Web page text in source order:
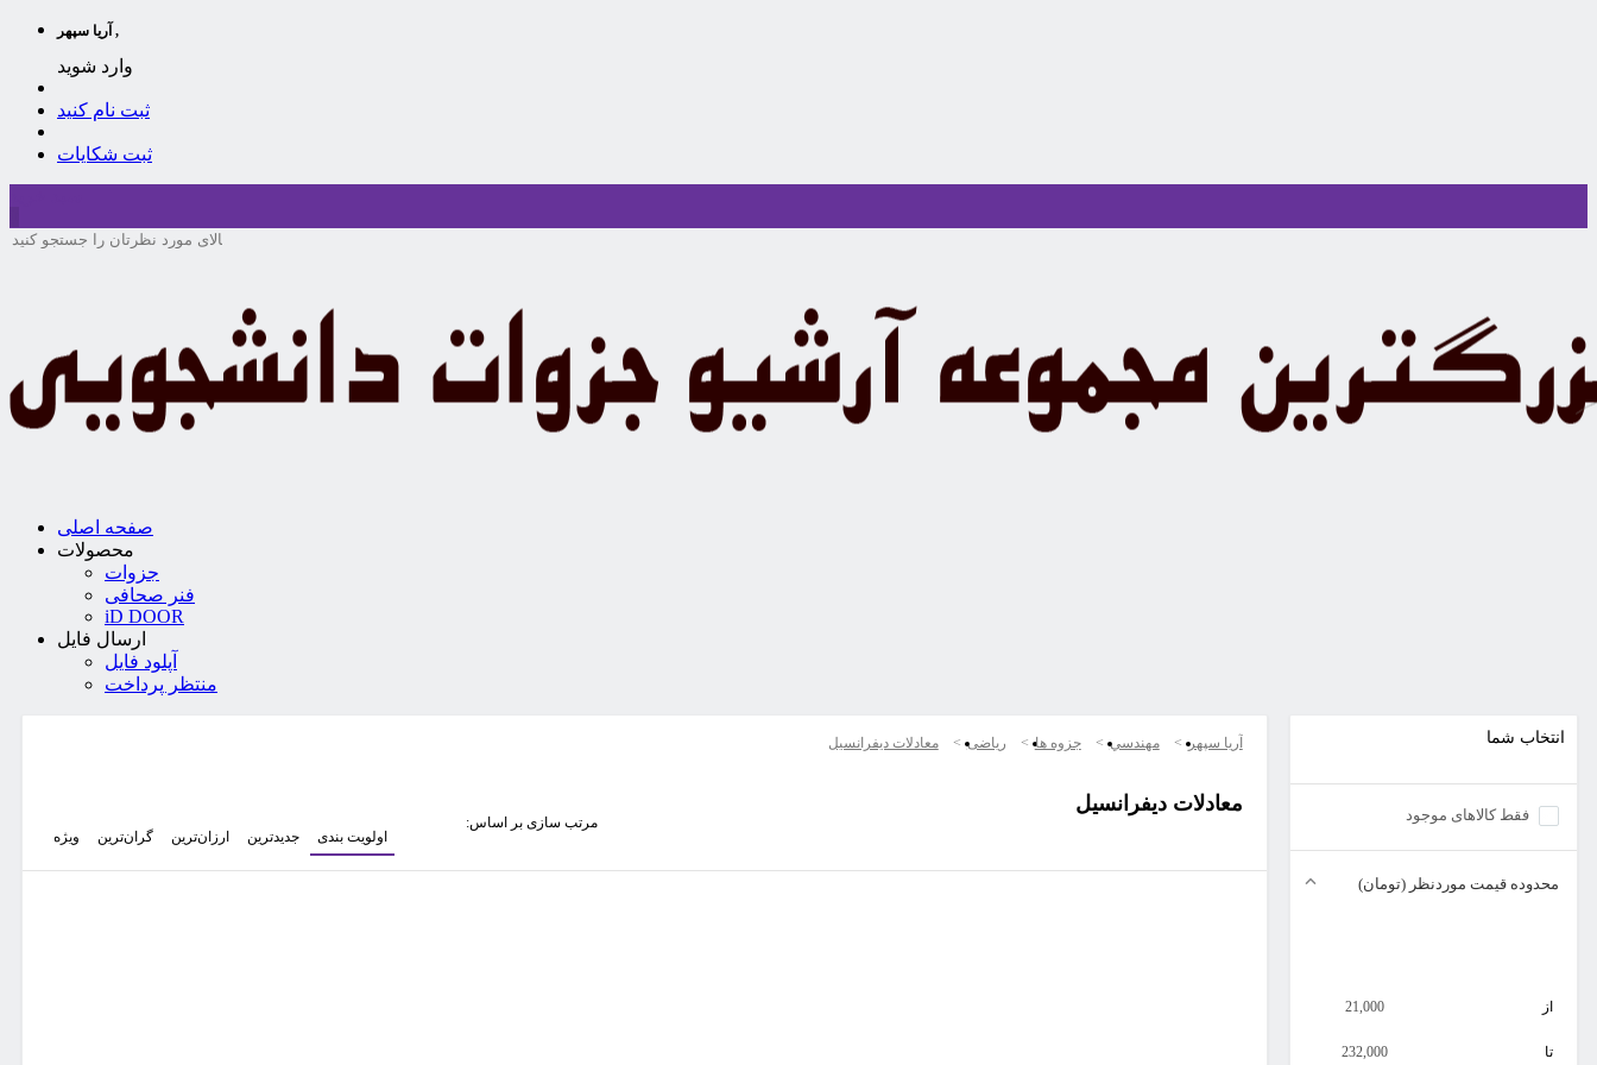
آریا سپهر ,
وارد شوید
ثبت نام کنید
ثبت شکایات
صفحه اصلی
محصولات
جزوات
فنر صحافی
iD DOOR
ارسال فایل
آپلود فایل
منتظر پرداخت
انتخاب شما
فقط کالاهای موجود
محدوده قیمت موردنظر (تومان)
از 21,000
تا 232,000
آریا سپهر مهندسي جزوه ها ریاضی معادلات دیفرانسیل
معادلات دیفرانسیل
مرتب سازی بر اساس:
اولویت بندی
جدیدترین ارزان‌ترین گران‌ترین ویژه